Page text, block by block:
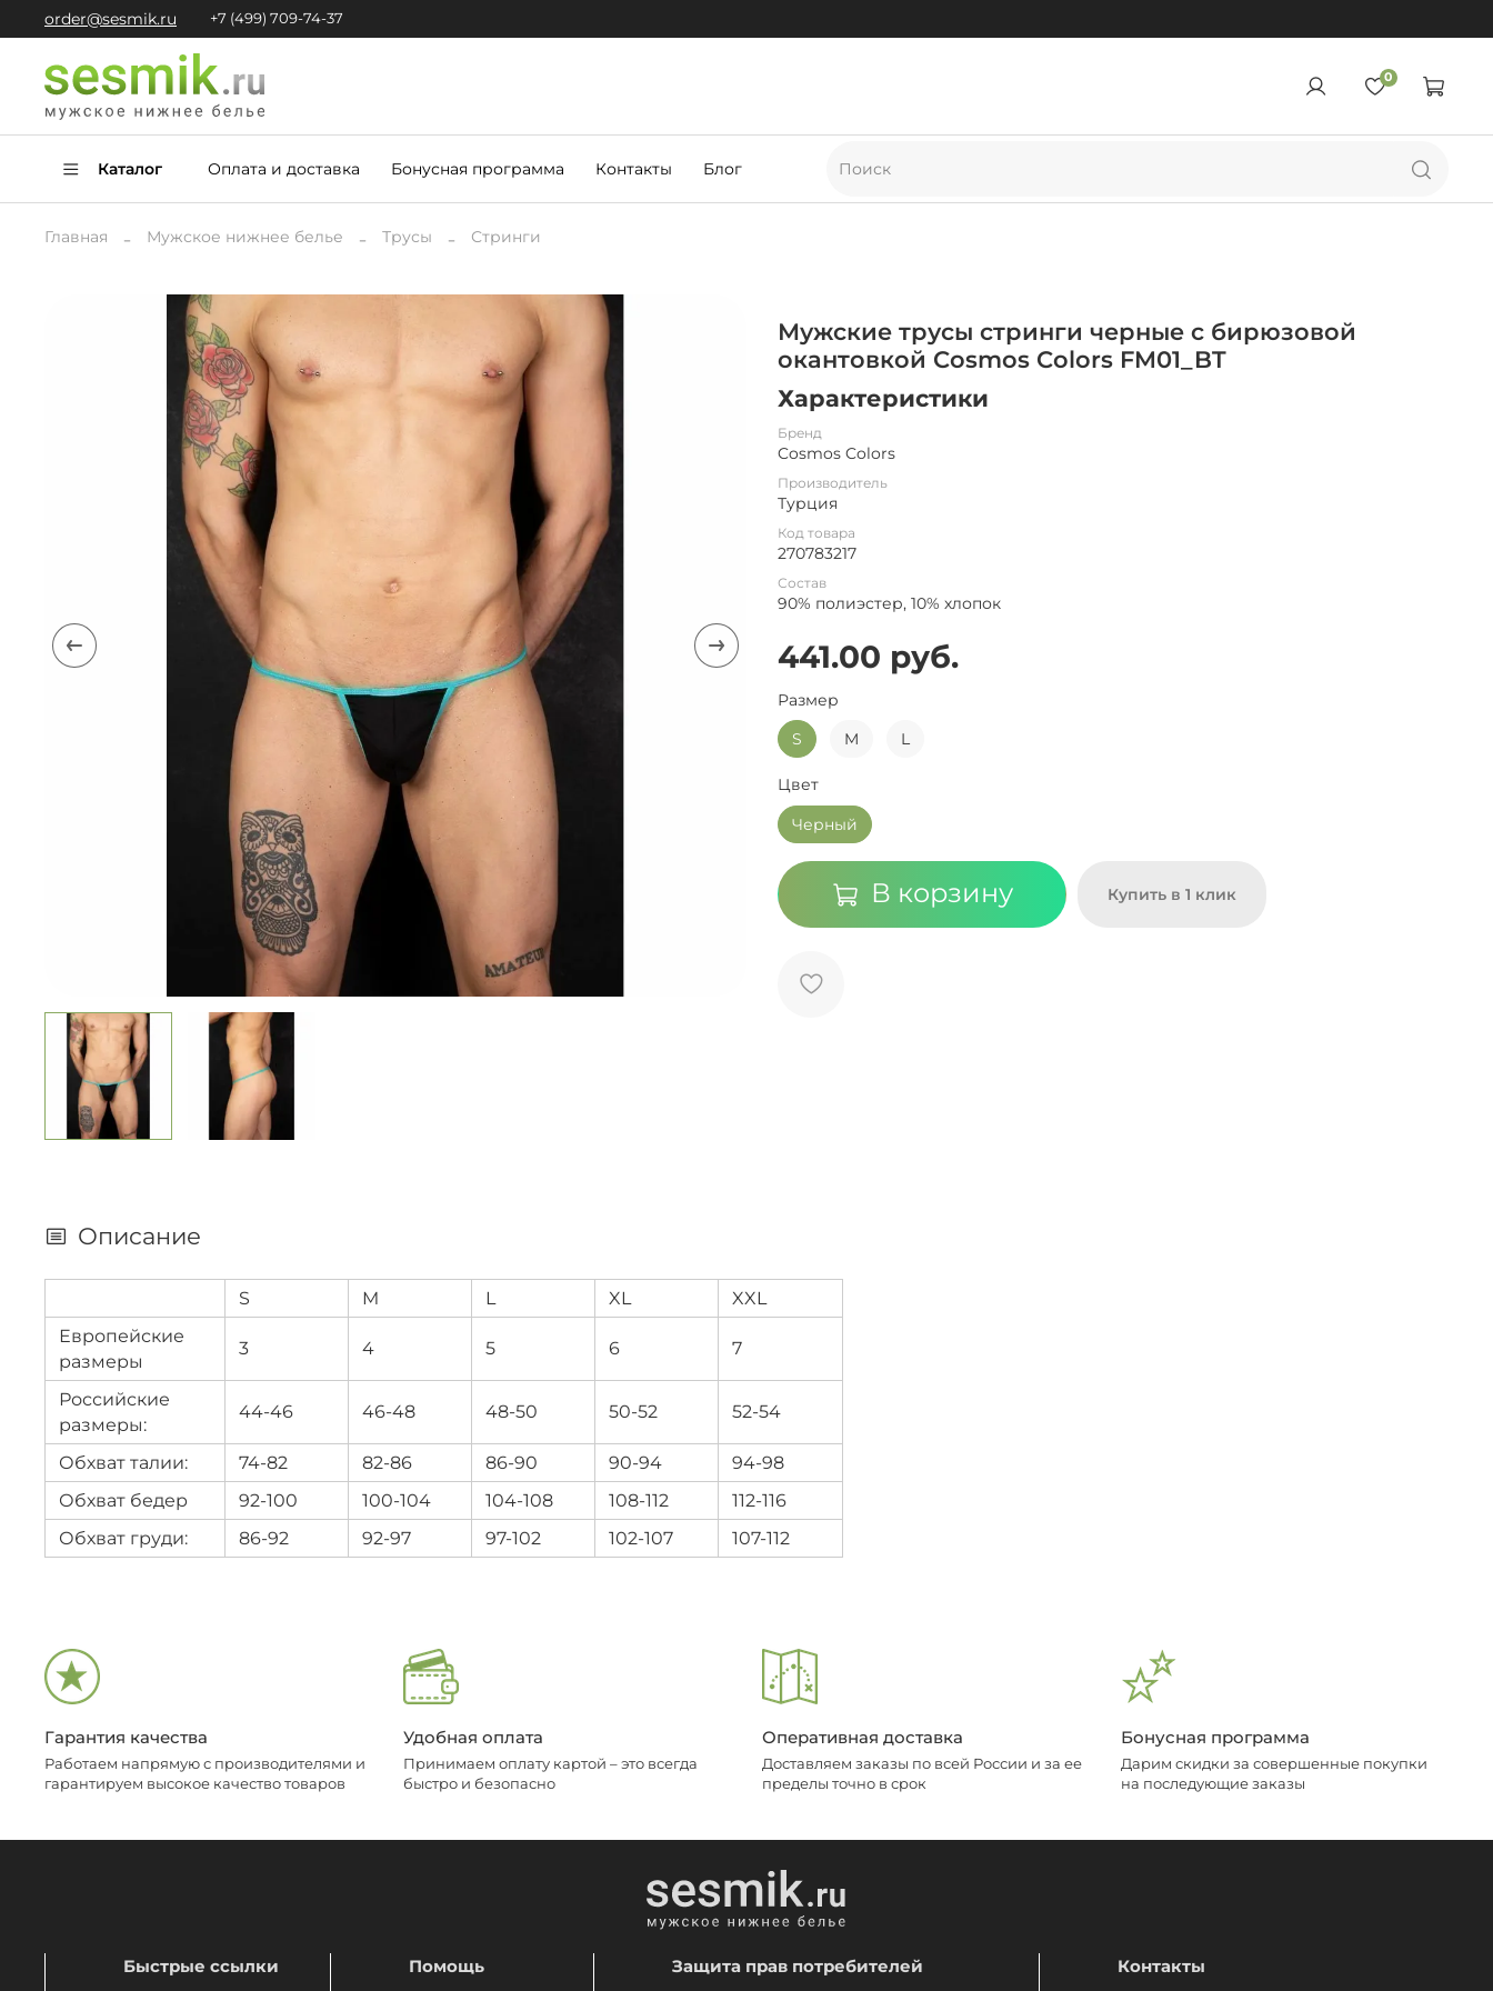
order@sesmik.ru +7 (499) 709-74-37
0
Каталог Оплата и доставка Бонусная программа Контакты Блог
Главная Мужское нижнее белье Трусы Стринги
Мужские трусы стринги черные с бирюзовой
окантовкой Cosmos Colors FM01_BT
Характеристики
Бренд
Cosmos Colors
Производитель
Турция
Код товара
270783217
Состав
90% полиэстер, 10% хлопок
441.00 руб.
В корзину Купить в 1 клик
Размер
S
M L
Цвет
Черный
Описание
S M L XL
XXL
Европейские
размеры
3 4 5 6 7
Российские
размеры:
44-46 46-48 48-50 50-52 52-54
Обхват талии: 74-82 82-86 86-90 90-94
94-98
Обхват бедер
92-100 100-104 104-108 108-112
112-116
Обхват груди:
86-92 92-97 97-102 102-107 107-112
Гарантия качества
Работаем напрямую с производителями и
гарантируем высокое качество товаров
Удобная оплата
Принимаем оплату картой – это всегда
быстро и безопасно
Оперативная доставка
Доставляем заказы по всей России и за ее
пределы точно в срок
Бонусная программа
Дарим скидки за совершенные покупки
на последующие заказы
Быстрые ссылки Помощь Защита прав потребителей Контакты